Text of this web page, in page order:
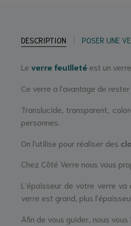
DESCRIPTION POSER UNE
Le verre feuilleté est un
Ce verre a l'avantage de
Translucide, transparent,
personnes.
On l'utilise pour réaliser des
Chez Côté Verre nous vous
L'épaisseur de votre verre
verre est grand, plus
Afin de vous guider, nous